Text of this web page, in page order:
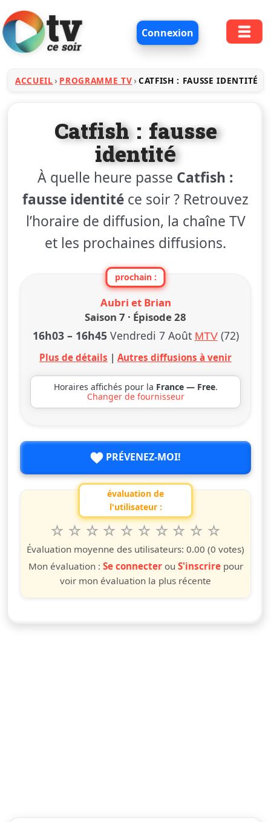
Connexion
ACCUEIL PROGRAMME TV CATFISH : FAUSSE IDENTITÉ
Catfish : fausse
identité
À quelle heure passe Catfish :
fausse identité ce soir ? Retrouvez
l’horaire de diffusion, la chaîne TV
et les prochaines diffusions.
prochain :
Aubri et Brian
Saison 7 · Épisode 28
16h03– 16h45 Vendredi 7 Août MTV(72)
Plus de détails | Autres diffusions à venir
Horaires affichés pour la France — Free.
Changer de fournisseur
PRÉVENEZ-MOI!
évaluation de
l'utilisateur :
questo spettacolo da 1 a 10 étoiles
10
étoiles
9
étoiles
8
étoiles
7
étoiles
6
étoiles
5
étoiles
4
étoiles
3
étoiles
2
étoiles
étoile
Évaluation moyenne des utilisateurs: 0.00 (0 votes)
Mon évaluation : Se connecterou S'inscrirepour
voir mon évaluation la plus récente